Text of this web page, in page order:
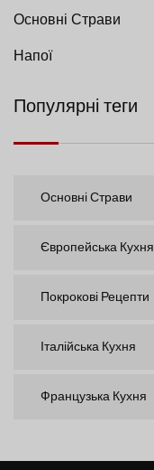
Основні Страви
Напої
Популярні теги
Основні Страви
Європейська Кухня
Покрокові Рецепти
Італійська Кухня
Французька Кухня